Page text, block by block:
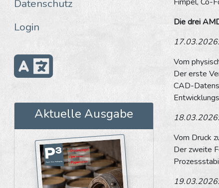
Datenschutz
Login
Aktuelle Ausgabe
Die drei
Vom
Der erste
CAD-
Vom Druck
Der zweite